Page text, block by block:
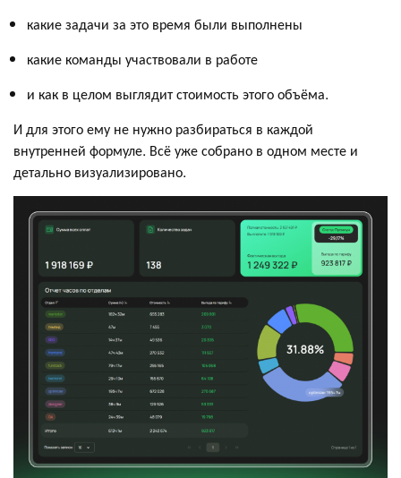
какие задачи за это время были выполнены
какие команды участвовали в работе
и как в целом выглядит стоимость этого объёма.
И для этого ему не нужно разбираться в каждой
внутренней формуле. Всё уже собрано в одном месте и
детально визуализировано.